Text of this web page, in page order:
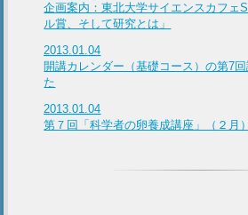
企画案内：東北大学サイエンスカフ
ル賞、そして研究とは」
2013.01.04
開講カレンダー（基礎コース）の第7
た
2013.01.04
第７回「科学者の卵養成講座」（２月